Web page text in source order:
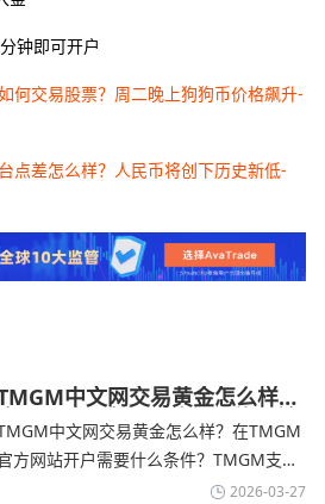
钟即可开户
何交易股票？周二晚上狗狗币价格飙升-
点差怎么样？人民币将创下历史新低-
中文网交易黄金怎么样？
价下跌，市场评估伊朗停火前
景-TMGM官网
中文网交易黄金怎么样？在TMGM
方网站开户需要什么条件？‌‌‌TMGM支持
全球主流的MT4/MT5平台，同时提供功能
2026-03-27